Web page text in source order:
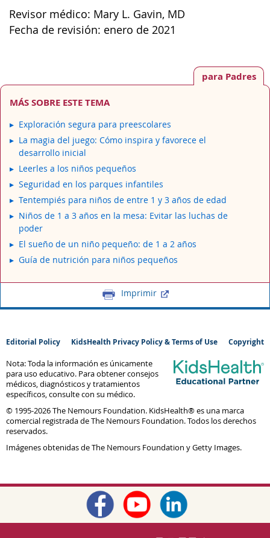
Revisor médico: Mary L. Gavin, MD
Fecha de revisión: enero de 2021
para Padres
MÁS SOBRE ESTE TEMA
Exploración segura para preescolares
La magia del juego: Cómo inspira y favorece el
desarrollo inicial
Leerles a los niños pequeños
Seguridad en los parques infantiles
Tentempiés para niños de entre 1 y 3 años de edad
Niños de 1 a 3 años en la mesa: Evitar las luchas de
poder
El sueño de un niño pequeño: de 1 a 2 años
Guía de nutrición para niños pequeños
Imprimir
Editorial Policy KidsHealth Privacy Policy & Terms of Use Copyright
Nota: Toda la información es únicamente
para uso educativo. Para obtener consejos
médicos, diagnósticos y tratamientos
específicos, consulte con su médico.
© 1995-2026 The Nemours Foundation. KidsHealth® es una marca
comercial registrada de The Nemours Foundation. Todos los derechos
reservados.
Imágenes obtenidas de The Nemours Foundation y Getty Images.